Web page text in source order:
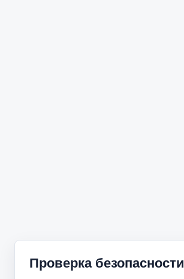
Проверка безопасности